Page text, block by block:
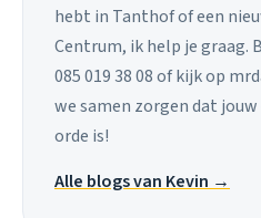
hebt in Tanthof of een
Centrum, ik help je graag.
085 019 38 08 of kijk op
we samen zorgen dat
orde is!
Alle blogs van Kevin →